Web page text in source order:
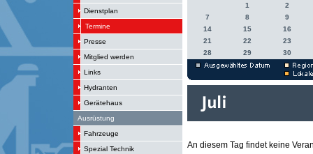
Dienstplan
Termine
Presse
Mitglied werden
Links
Hydranten
Gerätehaus
Ausrüstung
Fahrzeuge
Spezial Technik
1
2
7
8
9
14
15
16
21
22
23
28
29 30
An diesem Tag findet keine